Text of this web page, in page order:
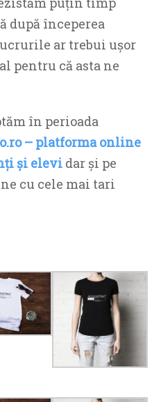
după începerea
ar trebui ușor
pentru că asta ne
în perioada
– platforma online
și elevi dar și pe
cu cele mai tari